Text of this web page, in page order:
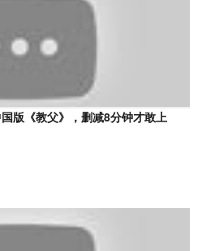
版《教父》，删减8分钟才敢上